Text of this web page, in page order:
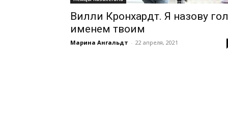
Вилли Кронхардт. Я назову гол
именем твоим
Марина Ангальдт - 22 апреля, 2021